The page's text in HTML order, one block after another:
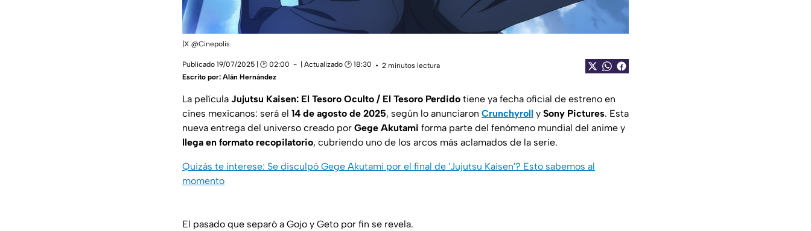
|X @Cinepolis
Publicado 19/07/2025 | 🕑 02:00 | Actualizado 🕑 18:30
2 minutos lectura
Escrito por: Alán Hernández
La película Jujutsu Kaisen: El Tesoro Oculto / El Tesoro Perdido tiene ya fecha oficial de estreno en
cines mexicanos: será el 14 de agosto de 2025, según lo anunciaron Crunchyroll y Sony Pictures. Esta
nueva entrega del universo creado por Gege Akutami forma parte del fenómeno mundial del anime y
llega en formato recopilatorio, cubriendo uno de los arcos más aclamados de la serie.
Quizás te interese: Se disculpó Gege Akutami por el final de 'Jujutsu Kaisen'? Esto sabemos al
momento
El pasado que separó a Gojo y Geto por fin se revela.